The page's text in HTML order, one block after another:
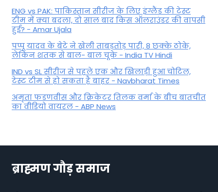
ENG vs PAK: पाकिस्तान सीरीज के लिए इंग्लैंड की टेस्ट
टीम में क्या बदला, दो साल बाद किस ऑलराउंडर की वापसी
हुई? - Amar Ujala
पप्पू यादव के बेटे ने खेली ताबड़तोड़ पारी, 8 छक्के ठोके,
लेकिन शतक से बाल- बाल चूके - India TV Hindi
IND vs SL सीरीज से पहले एक और खिलाड़ी हुआ चोटिल,
टेस्ट टीम से हो सकता है बाहर - Navbharat Times
अमृता फडणवीस और क्रिकेटर तिलक वर्मा के बीच बातचीत
का वीडियो वायरल - ABP News
ब्राह्मण गौड़ समाज